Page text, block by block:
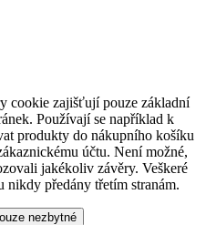
cookie zajišťují pouze základní
Používají se například k
produkty do nákupního košíku
účtu. Není možné,
jakékoliv závěry. Veškeré
nikdy předány třetím stranám.
nezbytné